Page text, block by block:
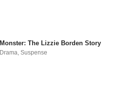
Monster: The Lizzie Borden Story
Drama,Suspense